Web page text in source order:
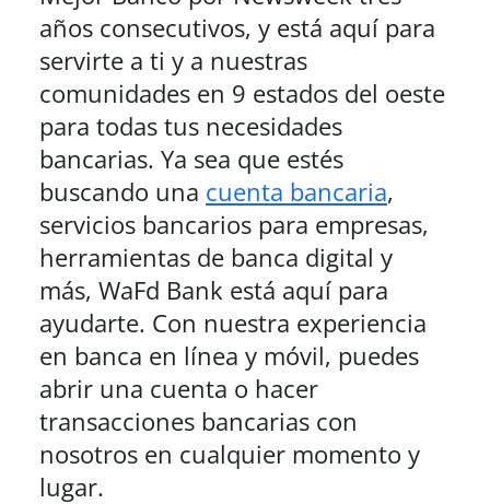
años consecutivos, y está aquí para
servirte a ti y a nuestras
comunidades en 9 estados del oeste
para todas tus necesidades
bancarias. Ya sea que estés
buscando una cuenta bancaria,
servicios bancarios para empresas,
herramientas de banca digital y
más, WaFd Bank está aquí para
ayudarte. Con nuestra experiencia
en banca en línea y móvil, puedes
abrir una cuenta o hacer
transacciones bancarias con
nosotros en cualquier momento y
lugar.